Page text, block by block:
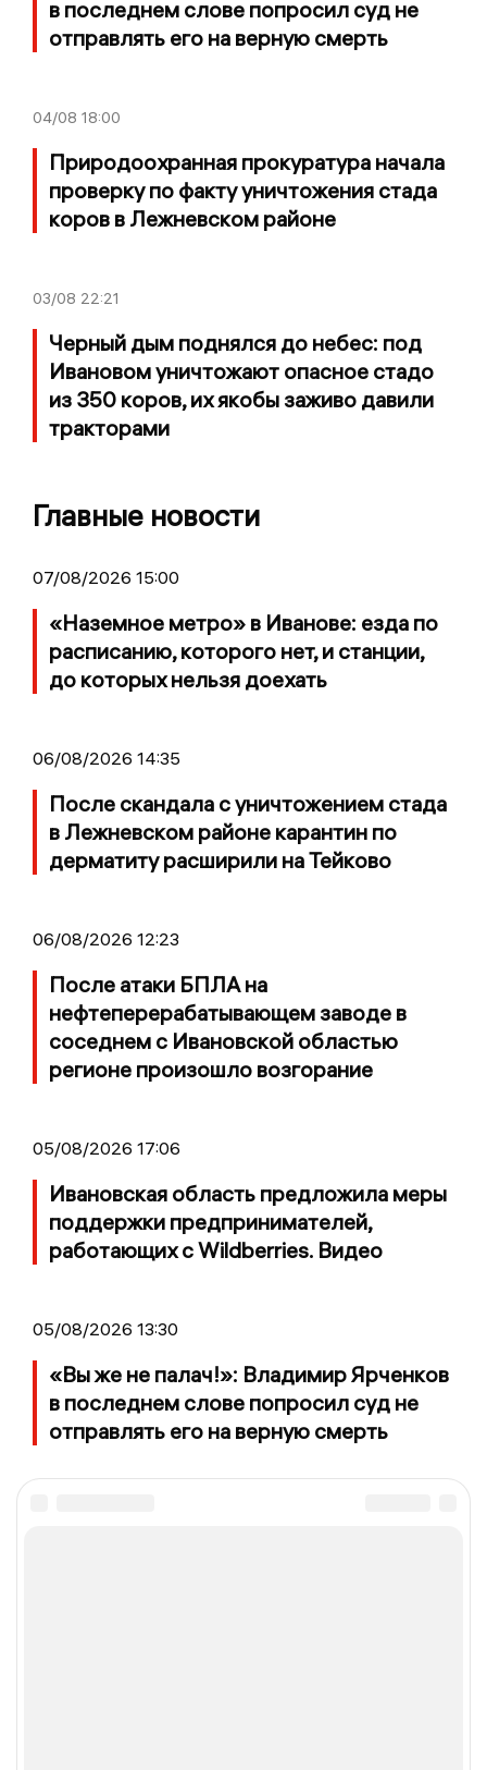
в последнем слове попросил суд не
отправлять его на верную смерть
04/08 18:00
Природоохранная прокуратура начала
проверку по факту уничтожения стада
коров в Лежневском районе
03/08 22:21
Черный дым поднялся до небес: под
Ивановом уничтожают опасное стадо
из 350 коров, их якобы заживо давили
тракторами
Главные новости
07/08/2026 15:00
«Наземное метро» в Иванове: езда по
расписанию, которого нет, и станции,
до которых нельзя доехать
06/08/2026 14:35
После скандала с уничтожением стада
в Лежневском районе карантин по
дерматиту расширили на Тейково
06/08/2026 12:23
После атаки БПЛА на
нефтеперерабатывающем заводе в
соседнем с Ивановской областью
регионе произошло возгорание
05/08/2026 17:06
Ивановская область предложила меры
поддержки предпринимателей,
работающих с Wildberries. Видео
05/08/2026 13:30
«Вы же не палач!»: Владимир Ярченков
в последнем слове попросил суд не
отправлять его на верную смерть